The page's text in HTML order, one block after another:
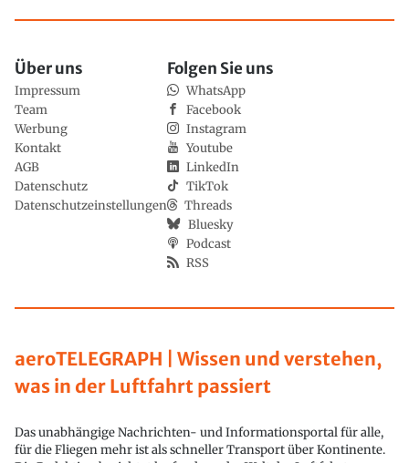
aeroTELEGRAPH | Wissen und verstehen,
was in der Luftfahrt passiert
Das unabhängige Nachrichten- und Informationsportal für alle,
für die Fliegen mehr ist als schneller Transport über Kontinente.
Über uns
Impressum
Team
Werbung
Kontakt
AGB
Datenschutz
Datenschutzeinstellungen
Folgen Sie uns
WhatsApp
Facebook
Instagram
Youtube
LinkedIn
TikTok
Threads
Bluesky
Podcast
RSS